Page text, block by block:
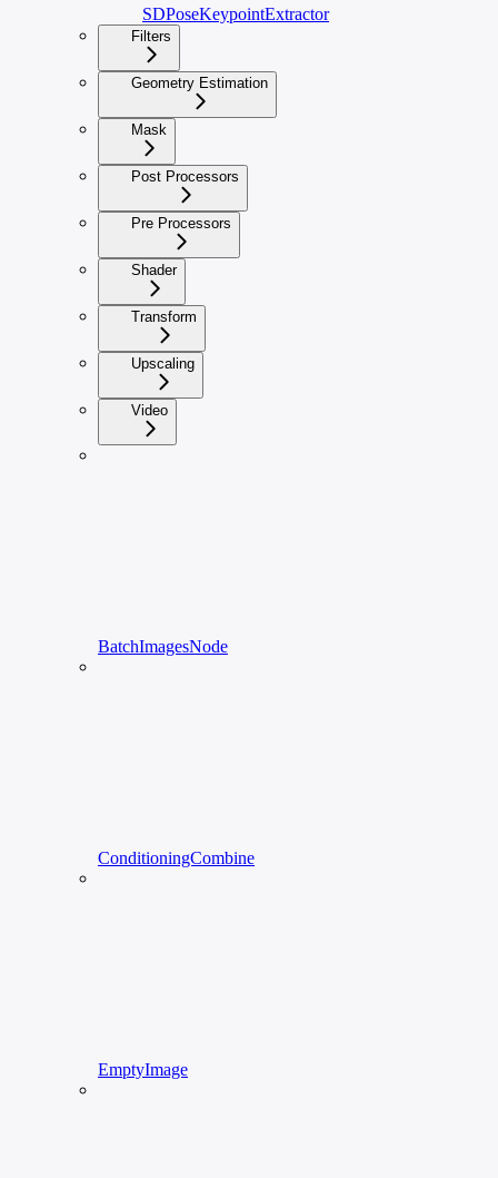
SDPoseKeypointExtractor
Filters
Geometry Estimation
Mask
Post Processors
Pre Processors
Shader
Transform
Upscaling
Video
BatchImagesNode
ConditioningCombine
EmptyImage